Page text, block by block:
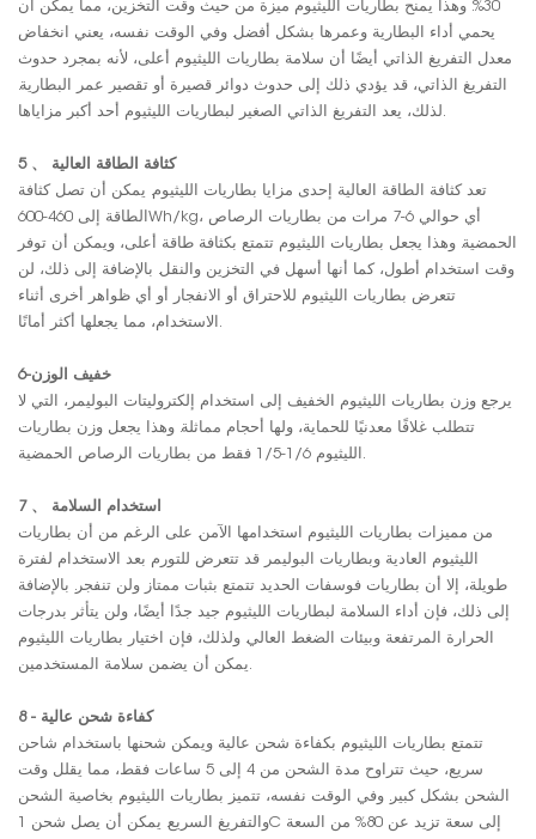
30%. وهذا يمنح بطاريات الليثيوم ميزة من حيث وقت التخزين، مما يمكن أن
يحمي أداء البطارية وعمرها بشكل أفضل. وفي الوقت نفسه، يعني انخفاض
معدل التفريغ الذاتي أيضًا أن سلامة بطاريات الليثيوم أعلى، لأنه بمجرد حدوث
التفريغ الذاتي، قد يؤدي ذلك إلى حدوث دوائر قصيرة أو تقصير عمر البطارية.
5 、 كثافة الطاقة العالية
تعد كثافة الطاقة العالية إحدى مزايا بطاريات الليثيوم. يمكن أن تصل كثافة
الطاقة إلى 460-600Wh/kg، أي حوالي 6-7 مرات من بطاريات الرصاص
الحمضية. وهذا يجعل بطاريات الليثيوم تتمتع بكثافة طاقة أعلى، ويمكن أن توفر
وقت استخدام أطول، كما أنها أسهل في التخزين والنقل. بالإضافة إلى ذلك، لن
تتعرض بطاريات الليثيوم للاحتراق أو الانفجار أو أي ظواهر أخرى أثناء
6-خفيف الوزن
يرجع وزن بطاريات الليثيوم الخفيف إلى استخدام إلكتروليتات البوليمر، التي لا
تتطلب غلافًا معدنيًا للحماية، ولها أحجام مماثلة. وهذا يجعل وزن بطاريات
7 、 استخدام السلامة
من مميزات بطاريات الليثيوم استخدامها الآمن. على الرغم من أن بطاريات
الليثيوم العادية وبطاريات البوليمر قد تتعرض للتورم بعد الاستخدام لفترة
طويلة، إلا أن بطاريات فوسفات الحديد تتمتع بثبات ممتاز ولن تنفجر. بالإضافة
إلى ذلك، فإن أداء السلامة لبطاريات الليثيوم جيد جدًا أيضًا، ولن يتأثر بدرجات
الحرارة المرتفعة وبيئات الضغط العالي. ولذلك، فإن اختيار بطاريات الليثيوم
8 - كفاءة شحن عالية
تتمتع بطاريات الليثيوم بكفاءة شحن عالية ويمكن شحنها باستخدام شاحن
سريع، حيث تتراوح مدة الشحن من 4 إلى 5 ساعات فقط، مما يقلل وقت
الشحن بشكل كبير. وفي الوقت نفسه، تتميز بطاريات الليثيوم بخاصية الشحن
والتفريغ السريع. يمكن أن يصل شحن 1C إلى سعة تزيد عن 80% من السعة